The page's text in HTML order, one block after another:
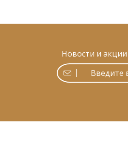
Новости и